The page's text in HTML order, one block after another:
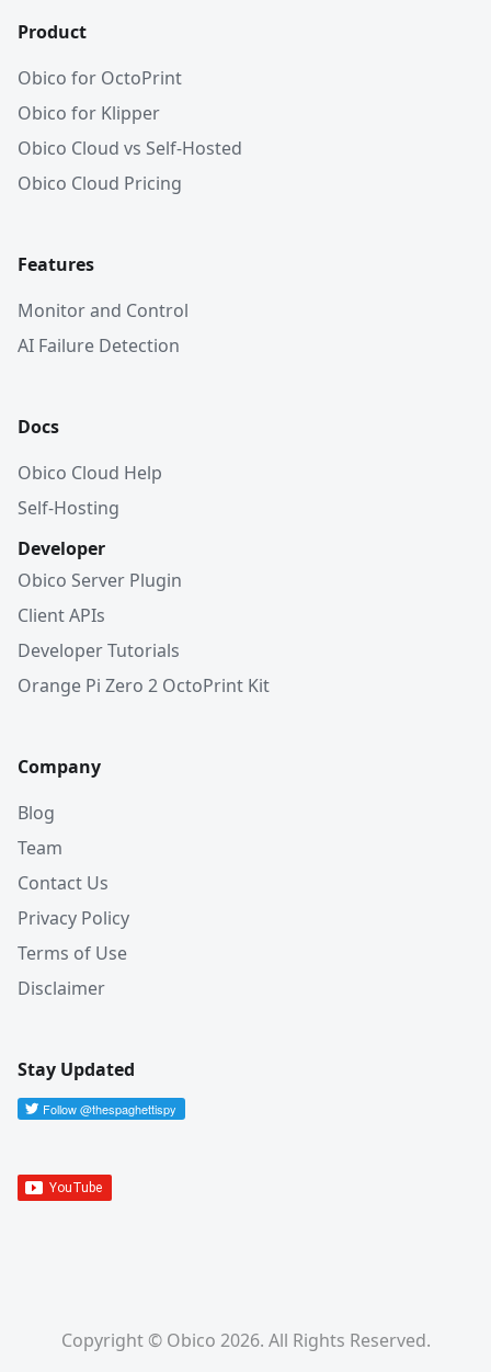
Product
Obico for OctoPrint
Obico for Klipper
Obico Cloud vs Self-Hosted
Obico Cloud Pricing
Features
Monitor and Control
AI Failure Detection
Docs
Obico Cloud Help
Self-Hosting
Developer
Obico Server Plugin
Client APIs
Developer Tutorials
Orange Pi Zero 2 OctoPrint Kit
Company
Blog
Team
Contact Us
Privacy Policy
Terms of Use
Disclaimer
Stay Updated
Copyright © Obico 2026. All Rights Reserved.